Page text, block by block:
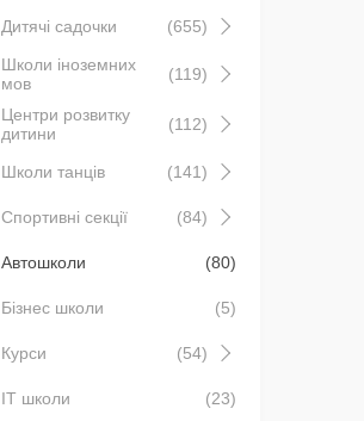
Дитячі садочки
(655)
Школи іноземних
мов
(119)
Центри розвитку
дитини
(112)
Школи танців (141)
Спортивні секції (84)
Автошколи (80)
Бізнес школи (5)
Курси (54)
IT школи (23)